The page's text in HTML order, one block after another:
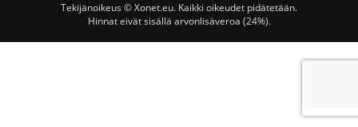
Tekijänoikeus © Xonet.eu. Kaikki oikeudet pidätetään.
Hinnat eivät sisällä arvonlisäveroa (24%).